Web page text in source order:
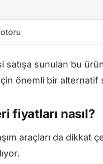
satışa sunulan bu
önemli bir alternatif
fiyatları nasıl?
araçları da